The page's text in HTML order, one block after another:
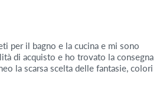
per il bagno e la cucina e mi sono
di acquisto e ho trovato la consegna
la scarsa scelta delle fantasie, colori